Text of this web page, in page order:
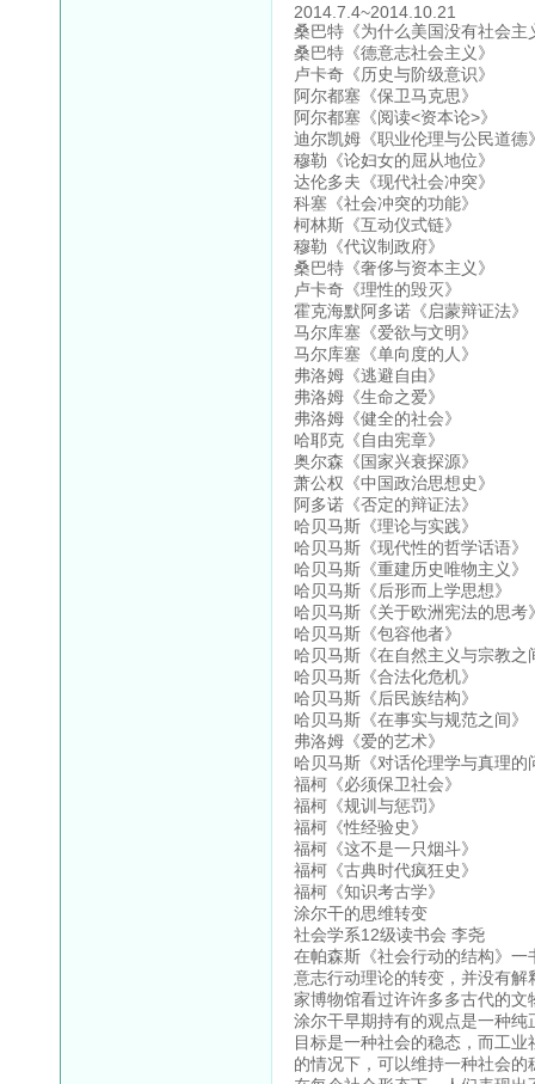
2014.7.4~2014.10.21
桑巴特《为什么美国没有社会主
桑巴特《德意志社会主义》
卢卡奇《历史与阶级意识》
阿尔都塞《保卫马克思》
阿尔都塞《阅读<资本论>》
迪尔凯姆《职业伦理与公民道德
穆勒《论妇女的屈从地位》
达伦多夫《现代社会冲突》
科塞《社会冲突的功能》
柯林斯《互动仪式链》
穆勒《代议制政府》
桑巴特《奢侈与资本主义》
卢卡奇《理性的毁灭》
霍克海默阿多诺《启蒙辩证法》
马尔库塞《爱欲与文明》
马尔库塞《单向度的人》
弗洛姆《逃避自由》
弗洛姆《生命之爱》
弗洛姆《健全的社会》
哈耶克《自由宪章》
奥尔森《国家兴衰探源》
萧公权《中国政治思想史》
阿多诺《否定的辩证法》
哈贝马斯《理论与实践》
哈贝马斯《现代性的哲学话语》
哈贝马斯《重建历史唯物主义》
哈贝马斯《后形而上学思想》
哈贝马斯《关于欧洲宪法的思考
哈贝马斯《包容他者》
哈贝马斯《在自然主义与宗教之
哈贝马斯《合法化危机》
哈贝马斯《后民族结构》
哈贝马斯《在事实与规范之间》
弗洛姆《爱的艺术》
哈贝马斯《对话伦理学与真理的
福柯《必须保卫社会》
福柯《规训与惩罚》
福柯《性经验史》
福柯《这不是一只烟斗》
福柯《古典时代疯狂史》
福柯《知识考古学》
涂尔干的思维转变
社会学系12级读书会 李尧
在帕森斯《社会行动的结构》
意志行动理论的转变，并没有
家博物馆看过许许多多古代的
涂尔干早期持有的观点是一种
目标是一种社会的稳态，而工
的情况下，可以维持一种社会